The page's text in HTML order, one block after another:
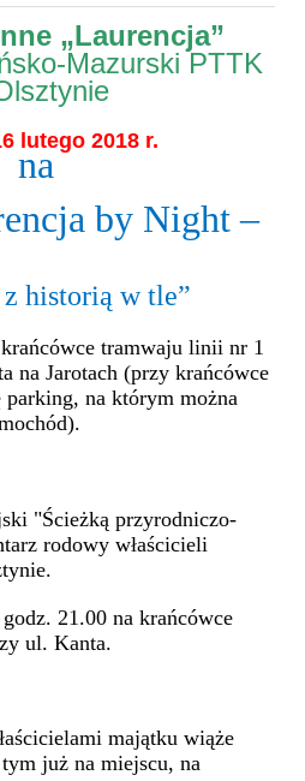
„Laurencja”
Mazurski PTTK
lutego 2018 r.
na
by Night –
historią w tle”
tramwaju linii nr 1
na Jarotach (przy krańcówce
parking, na którym można
"Ścieżką przyrodniczo-
rodowy właścicieli
21.00 na krańcówce
ul. Kanta.
majątku wiąże
już na miejscu, na